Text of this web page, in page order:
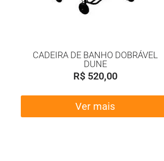
CADEIRA DE BANHO DOBRÁVEL
DUNE
R$520,00
Ver mais